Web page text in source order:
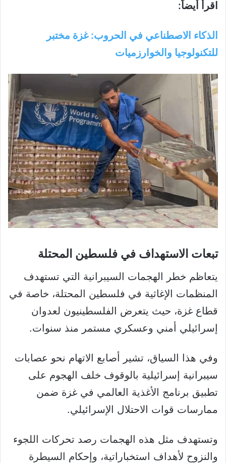
اقرأ أيضاً:
الذكاء الاصطناعي في الحروب: غزة مختبر
للتكنولوجيا والخوارزميات
تبعات الاستهداف في فلسطين المحتلة
يتعاظم خطر الهجمات السيبرانية التي تستهدف
المنظمات الإغاثية في فلسطين المحتلة، خاصة في
قطاع غزة، حيث يتعرض الفلسطينيون لعدوان
إسرائيلي أمني وعسكري مستمر منذ سنوات.
وفي هذا السياق، تشير أصابع الاتهام نحو عصابات
سيبرانية إسرائيلية بالوقوف خلف الهجوم على
تطبيق برنامج الأغذية العالمي في غزة ضمن
ممارسات قوات الاحتلال الإسرائيلي.
وتستهدف مثل هذه الهجمات رصد تحركات اللجوء
والنزوح لأهداف استخباراتية، وإحكام السيطرة